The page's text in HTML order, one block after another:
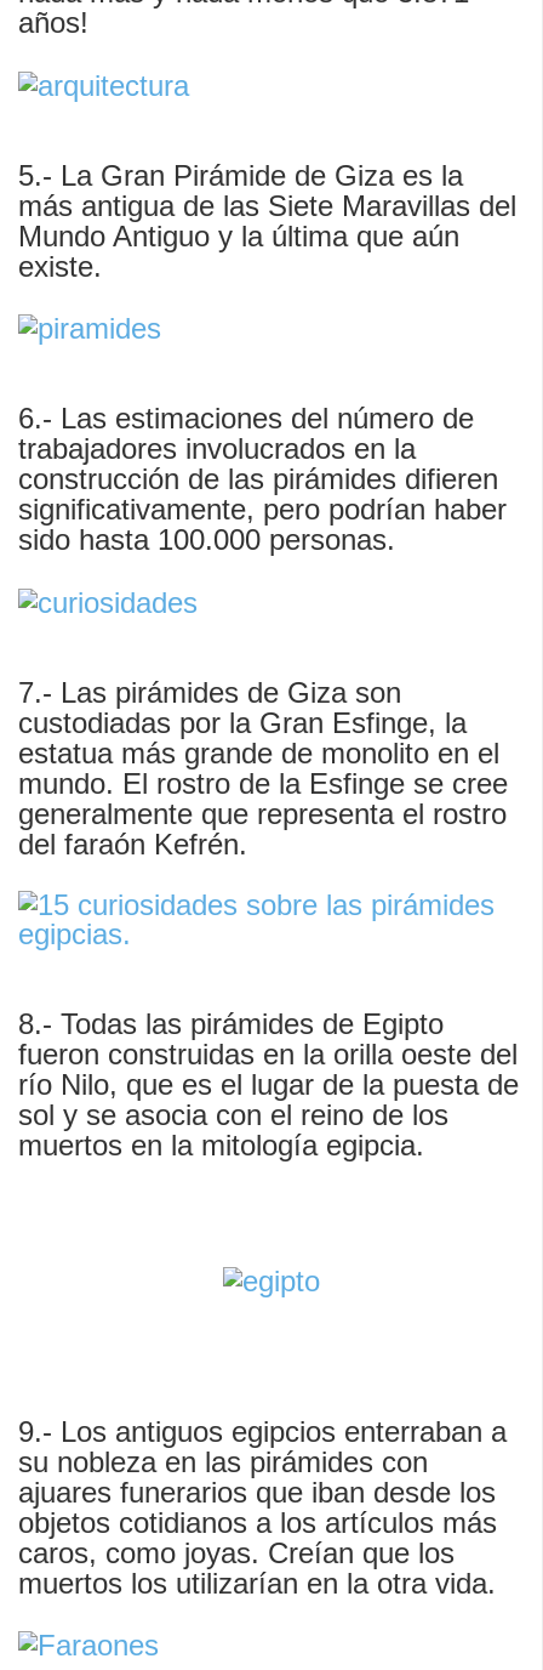
años!
5.- La Gran Pirámide de Giza es la
más antigua de las Siete Maravillas del
Mundo Antiguo y la última que aún
existe.
6.- Las estimaciones del número de
trabajadores involucrados en la
construcción de las pirámides difieren
significativamente, pero podrían haber
sido hasta 100.000 personas.
7.- Las pirámides de Giza son
custodiadas por la Gran Esfinge, la
estatua más grande de monolito en el
mundo. El rostro de la Esfinge se cree
generalmente que representa el rostro
del faraón Kefrén.
8.- Todas las pirámides de Egipto
fueron construidas en la orilla oeste del
río Nilo, que es el lugar de la puesta de
sol y se asocia con el reino de los
muertos en la mitología egipcia.
9.- Los antiguos egipcios enterraban a
su nobleza en las pirámides con
ajuares funerarios que iban desde los
objetos cotidianos a los artículos más
caros, como joyas. Creían que los
muertos los utilizarían en la otra vida.